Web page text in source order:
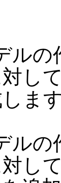
ルの
し
ま
ルの
し